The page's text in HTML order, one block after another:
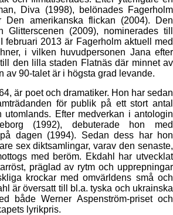
Diva (1998), belönades Fagerholm
Den amerikanska flickan (2004). Den
Glitterscenen (2009), nominerades till
februari 2013 är Fagerholm aktuell med
i vilken huvudpersonen Jana efter
den lilla staden Flatnäs där minnet av
av 90-talet är i högsta grad levande.
är poet och dramatiker. Hon har sedan
för publik på ett stort antal
utomlands. Efter medverkan i antologin
(1992), debuterade hon med
dagen (1994). Sedan dess har hon
sex diktsamlingar, varav den senaste,
med beröm. Ekdahl har utvecklat
präglad av rytm och upprepningar
krockar med omvärldens små och
är översatt till bl.a. tyska och ukrainska
både Werner Aspenström-priset och
lyrikpris.